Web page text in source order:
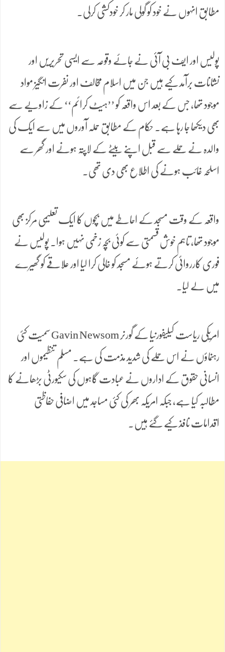
مطابق انہوں نے خود کو گولی مار کر خودکشی کرلی۔
پولیس اور ایف بی آئی نے جائے وقوعہ سے ایسی تحریریں اور
نشانات برآمد کیے ہیں جن میں اسلام مخالف اور نفرت انگیز مواد
موجود تھا، جس کے بعد اس واقعہ کو ’’ہیٹ کرائم‘‘ کے زاویے سے
بھی دیکھا جا رہا ہے۔ حکام کے مطابق حملہ آوروں میں سے ایک کی
والدہ نے حملے سے قبل اپنے بیٹے کے لاپتہ ہونے اور گھر سے
اسلحہ غائب ہونے کی اطلاع بھی دی تھی۔
واقعہ کے وقت مسجد کے احاطے میں بچوں کا ایک تعلیمی مرکز بھی
موجود تھا، تاہم خوش قسمتی سے کوئی بچہ زخمی نہیں ہوا۔ پولیس نے
فوری کارروائی کرتے ہوئے مسجد کو خالی کرا لیا اور علاقے کو گھیرے
میں لے لیا۔
امریکی ریاست کیلیفورنیا کے گورنر Gavin Newsom سمیت کئی
رہنماؤں نے اس حملے کی شدید مذمت کی ہے۔ مسلم تنظیموں اور
انسانی حقوق کے اداروں نے عبادت گاہوں کی سکیورٹی بڑھانے کا
مطالبہ کیا ہے، جبکہ امریکہ بھر کی کئی مساجد میں اضافی حفاظتی
اقدامات نافذ کیے گئے ہیں۔